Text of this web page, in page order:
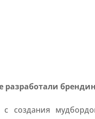
разработали
с создания